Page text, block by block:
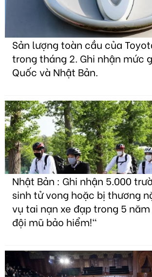
Sản lượng toàn cầu của
trong tháng 2. Ghi nhận mức
Quốc và Nhật Bản.
Nhật Bản : Ghi nhận 5.000
sinh tử vong hoặc bị thương
vụ tai nạn xe đạp trong 5
đội mũ bảo hiểm!"